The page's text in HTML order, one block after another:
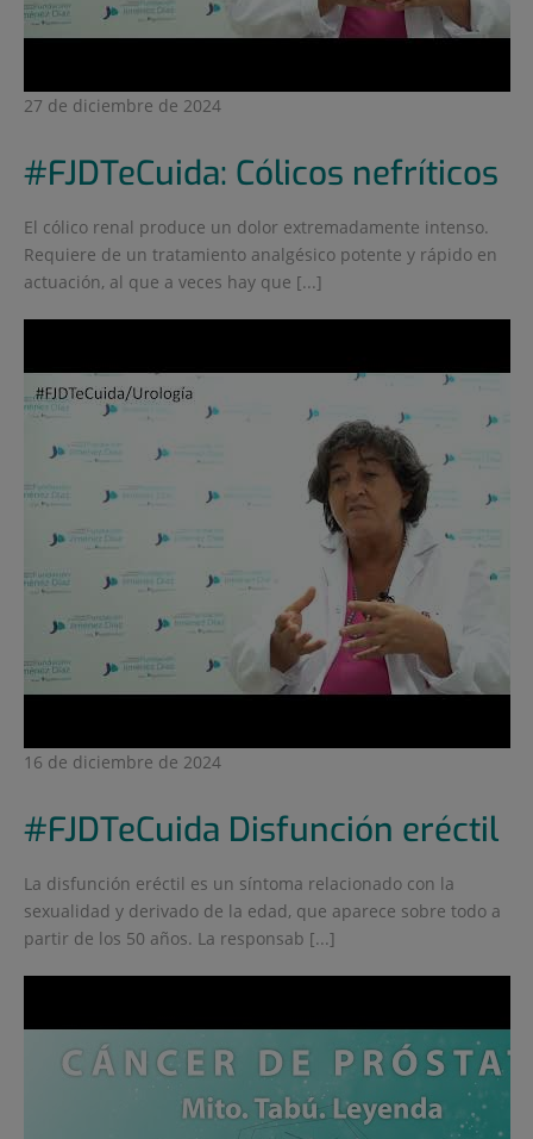
27 de diciembre de 2024
#FJDTeCuida: Cólicos nefríticos
El cólico renal produce un dolor extremadamente intenso.
Requiere de un tratamiento analgésico potente y rápido en
actuación, al que a veces hay que [...]
16 de diciembre de 2024
#FJDTeCuida Disfunción eréctil
La disfunción eréctil es un síntoma relacionado con la
sexualidad y derivado de la edad, que aparece sobre todo a
partir de los 50 años. La responsab [...]